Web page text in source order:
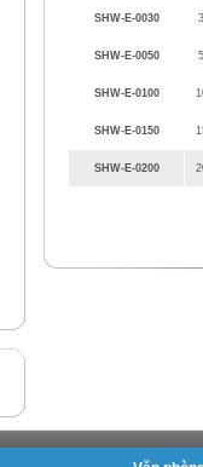
SHW-E-0030
SHW-E-0050
SHW-E-0100
SHW-E-0150
SHW-E-0200